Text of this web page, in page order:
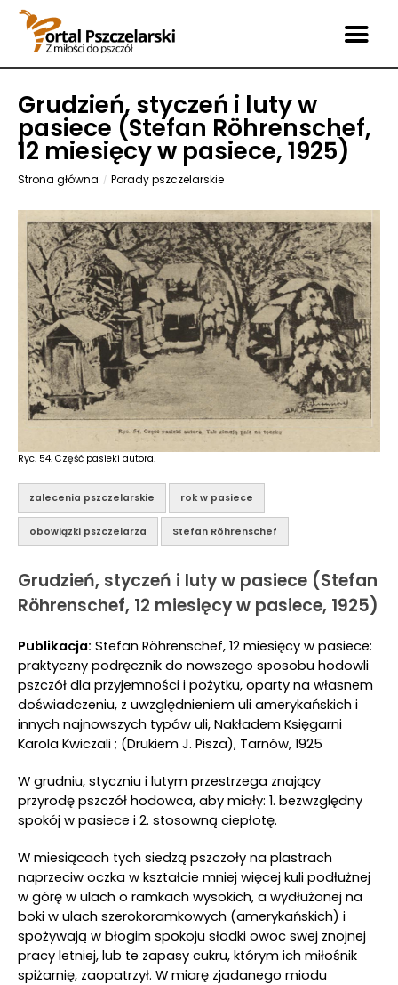
Grudzień, styczeń i luty w
pasiece (Stefan Röhrenschef,
12 miesięcy w pasiece, 1925)
Strona główna Porady pszczelarskie
Ryc. 54. Część pasieki autora.
zalecenia pszczelarskie rok w pasiece
obowiązki pszczelarza Stefan Röhrenschef
Grudzień, styczeń i luty w pasiece (Stefan
Röhrenschef, 12 miesięcy w pasiece, 1925)
Publikacja: Stefan Röhrenschef, 12 miesięcy w pasiece:
praktyczny podręcznik do nowszego sposobu hodowli
pszczół dla przyjemności i pożytku, oparty na własnem
doświadczeniu, z uwzględnieniem uli amerykańskich i
innych najnowszych typów uli, Nakładem Księgarni
Karola Kwiczali ; (Drukiem J. Pisza), Tarnów, 1925
W grudniu, styczniu i lutym przestrzega znający
przyrodę pszczół hodowca, aby miały: 1. bezwzględny
spokój w pasiece i 2. stosowną ciepłotę.
W miesiącach tych siedzą pszczoły na plastrach
naprzeciw oczka w kształcie mniej więcej kuli podłużnej
w górę w ulach o ramkach wysokich, a wydłużonej na
boki w ulach szerokoramkowych (amerykańskich) i
spożywają w błogim spokoju słodki owoc swej znojnej
pracy letniej, lub te zapasy cukru, którym ich miłośnik
spiżarnię, zaopatrzył. W miarę zjadanego miodu